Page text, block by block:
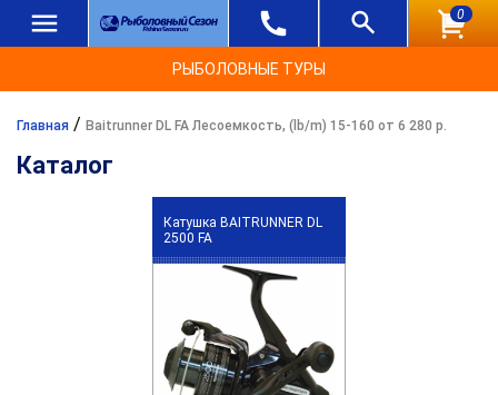
0
РЫБОЛОВНЫЕ ТУРЫ
Главная / Baitrunner DL FA Лесоемкость, (lb/m) 15-160 от 6 280 р.
Каталог
Катушка BAITRUNNER DL
2500 FA